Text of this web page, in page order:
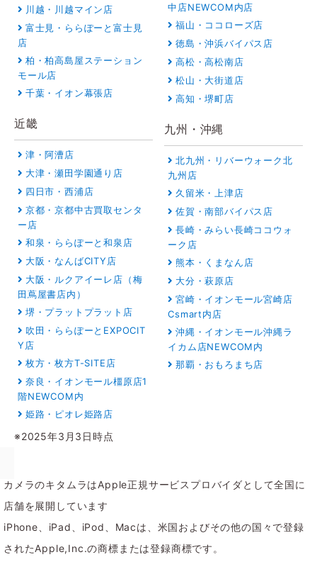
川越・川越マイン店
富士見・ららぽーと富士見
店
柏・柏高島屋ステーション
モール店
千葉・イオン幕張店
近畿
津・阿漕店
大津・瀬田学園通り店
四日市・西浦店
京都・京都中古買取センタ
ー店
和泉・ららぽーと和泉店
大阪・なんばCITY店
大阪・ルクアイーレ店（梅
田蔦屋書店内）
堺・プラットプラット店
吹田・ららぽーとEXPOCIT
Y店
枚方・枚方T-SITE店
奈良・イオンモール橿原店1
階NEWCOM内
姫路・ピオレ姫路店
中店NEWCOM内店
福山・ココローズ店
徳島・沖浜バイパス店
高松・高松南店
松山・大街道店
高知・堺町店
九州・沖縄
北九州・リバーウォーク北
九州店
久留米・上津店
佐賀・南部バイパス店
長崎・みらい長崎ココウォ
ーク店
熊本・くまなん店
大分・萩原店
宮崎・イオンモール宮崎店
Csmart内店
沖縄・イオンモール沖縄ラ
イカム店NEWCOM内
那覇・おもろまち店
※2025年3月3日時点
カメラのキタムラはApple正規サービスプロバイダとして全国に
店舗を展開しています
iPhone、iPad、iPod、Macは、米国およびその他の国々で登録
されたApple,Inc.の商標または登録商標です。